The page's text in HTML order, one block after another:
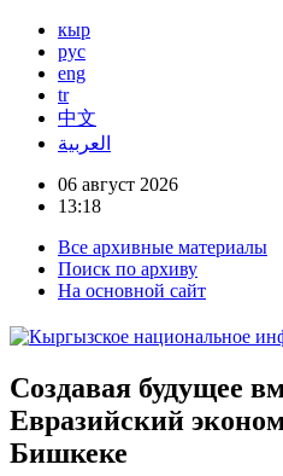
кыр
рус
eng
tr
中文
العربية
06 август 2026
13:18
Все архивные материалы
Поиск по архиву
На основной сайт
Создавая будущее
Евразийский
Бишкеке